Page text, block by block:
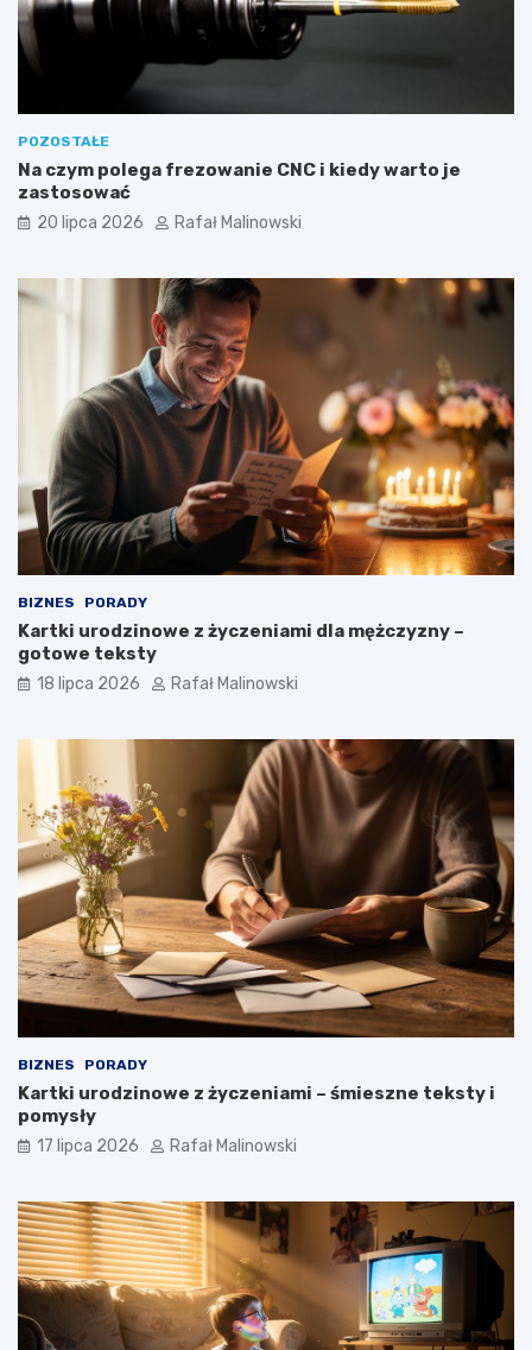
POZOSTAŁE
Na czym polega frezowanie CNC i kiedy warto je
zastosować
20 lipca 2026 Rafał Malinowski
BIZNES PORADY
Kartki urodzinowe z życzeniami dla mężczyzny –
gotowe teksty
18 lipca 2026 Rafał Malinowski
BIZNES PORADY
Kartki urodzinowe z życzeniami – śmieszne teksty i
pomysły
17 lipca 2026 Rafał Malinowski